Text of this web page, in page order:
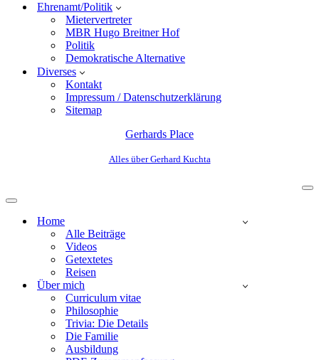
Ehrenamt/Politik
Mietervertreter
MBR Hugo Breitner Hof
Politik
Demokratische Alternative
Diverses
Kontakt
Impressum / Datenschutzerklärung
Sitemap
Gerhards Place
Alles über Gerhard Kuchta
Home
Alle Beiträge
Videos
Getextetes
Reisen
Über mich
Curriculum vitae
Philosophie
Trivia: Die Details
Die Familie
Ausbildung